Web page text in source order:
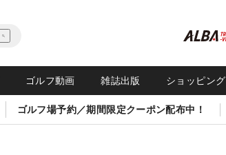
ゴルフ動画 雑誌出版 ショッピング
ゴルフ場予約／期間限定クーポン配布中！